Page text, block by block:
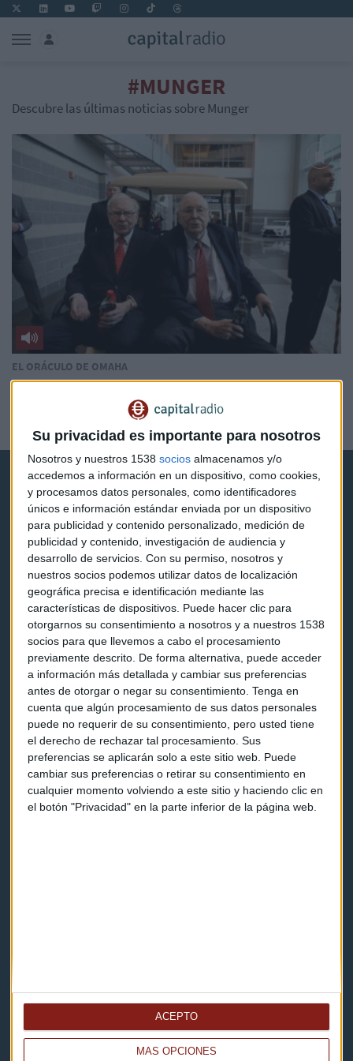
Su privacidad es importante para nosotros
Nosotros y nuestros 1538 socios almacenamos y/o
accedemos a información en un dispositivo, como cookies,
y procesamos datos personales, como identificadores
únicos e información estándar enviada por un dispositivo
para publicidad y contenido personalizado, medición de
publicidad y contenido, investigación de audiencia y
desarrollo de servicios. Con su permiso, nosotros y
nuestros socios podemos utilizar datos de localización
geográfica precisa e identificación mediante las
características de dispositivos. Puede hacer clic para
otorgarnos su consentimiento a nosotros y a nuestros 1538
socios para que llevemos a cabo el procesamiento
previamente descrito. De forma alternativa, puede acceder
a información más detallada y cambiar sus preferencias
antes de otorgar o negar su consentimiento. Tenga en
cuenta que algún procesamiento de sus datos personales
puede no requerir de su consentimiento, pero usted tiene
el derecho de rechazar tal procesamiento. Sus
preferencias se aplicarán solo a este sitio web. Puede
cambiar sus preferencias o retirar su consentimiento en
cualquier momento volviendo a este sitio y haciendo clic en
el botón "Privacidad" en la parte inferior de la página web.
MÁS OPCIONES
ACEPTO
#MUNGER
Descubre las últimas noticias sobre Munger
EL ORÁCULO DE OMAHA
Buffett: "Si me ofrecen todo el Bitcoin del mundo por
25$, no lo aceptaría"
Capital Radio
Noticias
Eventos
Consultorios
Programas y podcasts
Contacto & Legal
Contacto
Cómo escucharnos